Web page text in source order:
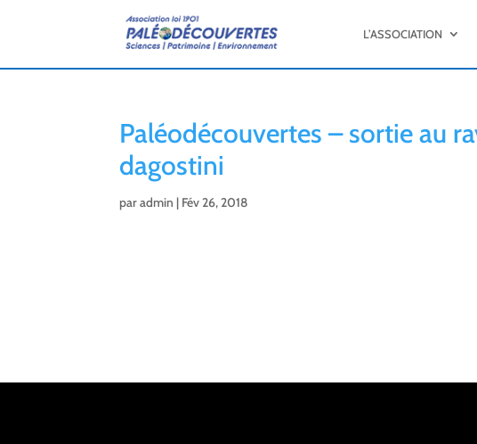
L’ASSOCIATION
Paléodécouvertes – sortie au
dagostini
paradmin | Fév 26, 2018